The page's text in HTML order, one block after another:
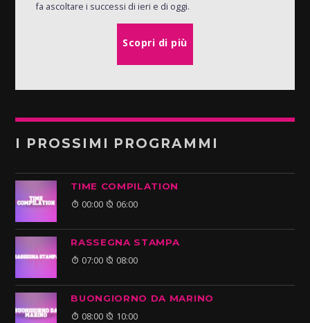
fa ascoltare i successi di ieri e di oggi.
Scopri di più
I PROSSIMI PROGRAMMI
TIME COMPILATION
00:00 06:00
RASSEGNA STAMPA
07:00 08:00
BUONGIORNO DA MARINO
08:00 10:00